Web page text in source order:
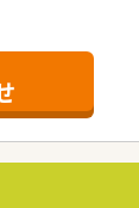
低さ、企業の
安心」して私